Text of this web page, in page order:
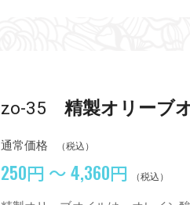
zo-35 精製オリーブ
通常価格 （税込）
250円 ～ 4,360円 （税込）